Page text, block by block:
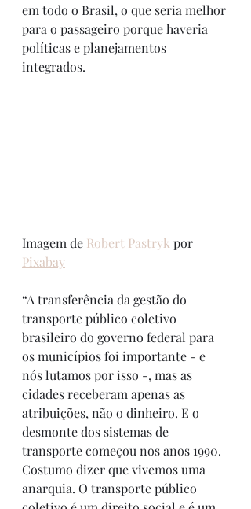
em todo o Brasil, o que seria melhor
para o passageiro porque haveria
políticas e planejamentos
integrados.
Imagem de Robert Pastryk por
Pixabay
“A transferência da gestão do
transporte público coletivo
brasileiro do governo federal para
os municípios foi importante - e
nós lutamos por isso -, mas as
cidades receberam apenas as
atribuições, não o dinheiro. E o
desmonte dos sistemas de
transporte começou nos anos 1990.
Costumo dizer que vivemos uma
anarquia. O transporte público